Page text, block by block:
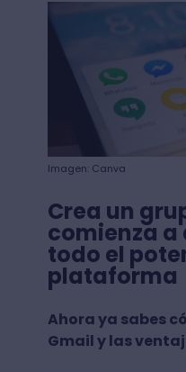
Imagen: Canva
Crea un
comienza
todo el
plataforma
Ahora ya sabes
Gmail y las